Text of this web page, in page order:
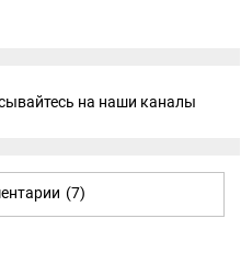
на наши каналы
(7)